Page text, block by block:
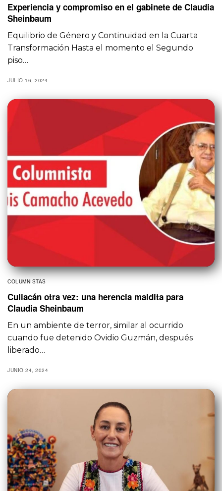
Experiencia y compromiso en el gabinete de Claudia
Sheinbaum
Equilibrio de Género y Continuidad en la Cuarta
Transformación Hasta el momento el Segundo
piso…
JULIO 16, 2024
COLUMNISTAS
Culiacán otra vez: una herencia maldita para
Claudia Sheinbaum
En un ambiente de terror, similar al ocurrido
cuando fue detenido Ovidio Guzmán, después
liberado…
JUNIO 24, 2024